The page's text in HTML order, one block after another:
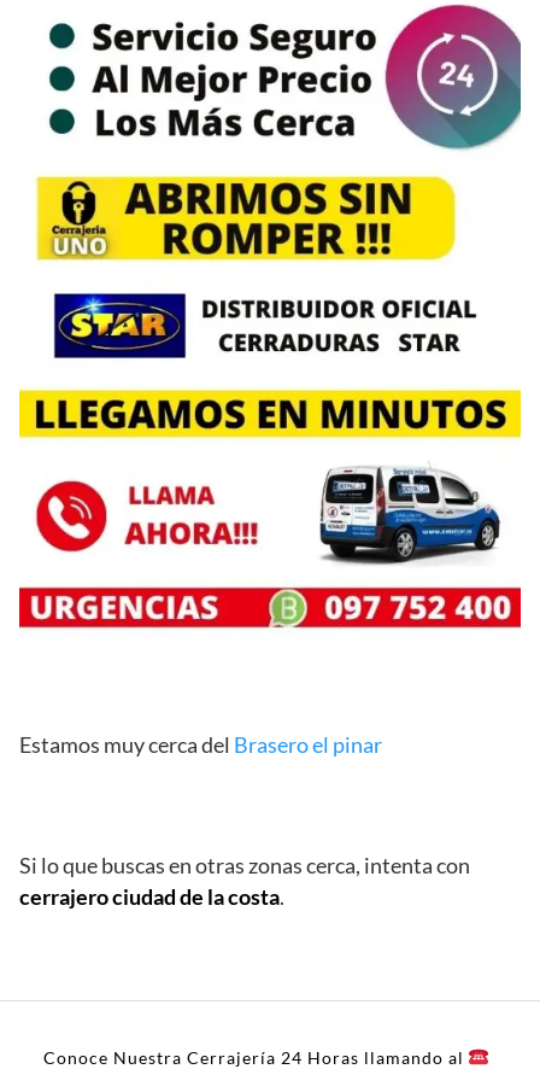
Estamos muy cerca del Brasero el pinar
Si lo que buscas en otras zonas cerca, intenta con
cerrajero ciudad de la costa.
Conoce Nuestra Cerrajería 24 Horas llamando al